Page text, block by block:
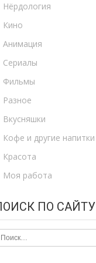
Нёрдология
Кино
Анимация
Сериалы
Фильмы
Разное
Вкусняшки
Кофе и другие напитки
Красота
Моя работа
ПО САЙТУ